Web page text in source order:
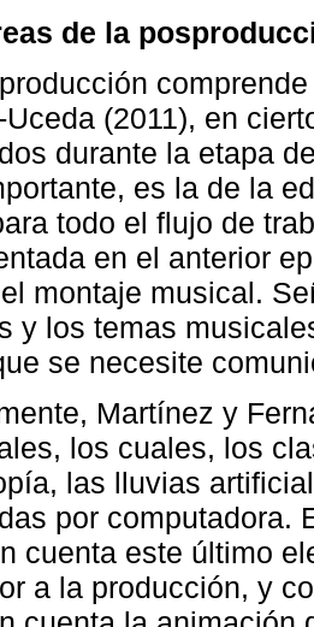
de la
(2011), en
durante la etapa
es la de la
todo el flujo de
en el anterior
montaje musical.
y los temas
se necesite
Martínez y
los cuales, los
las lluvias
por computadora.
cuenta este último
a la producción, y